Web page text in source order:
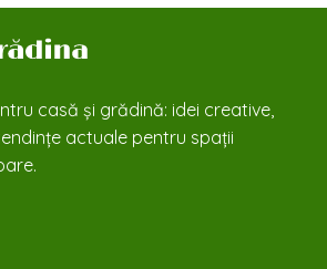
casă și grădină: idei creative,
actuale pentru spații